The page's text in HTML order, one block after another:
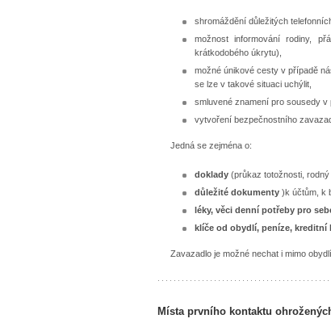
shromáždění důležitých
možnost informování rodiny,
krátkodobého úkrytu),
možné únikové cesty v případě
se lze v takové situaci uchýlit,
smluvené znamení pro sousedy v
vytvoření bezpečnostního
Jedná se zejména o:
doklady(průkaz totožnosti, rodný
důležité dokumenty)k účtům, k
léky, věci denní potřeby pro
klíče od obydlí, peníze, kreditní
Zavazadlo je možné nechat i mimo
Místa prvního kontaktu